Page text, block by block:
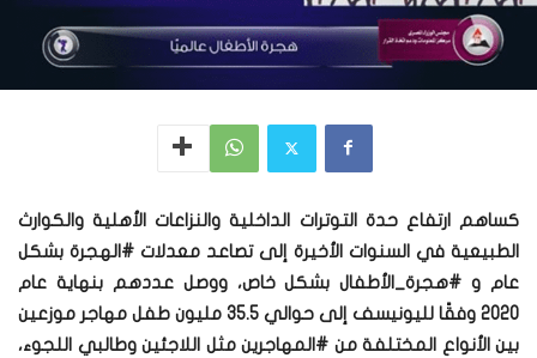
كساهم ارتفاع حدة التوترات الداخلية والنزاعات الأهلية والكوارث
الطبيعية في السنوات الأخيرة إلى تصاعد معدلات #الهجرة بشكل
عام و #هجرة_الأطفال بشكل خاص، ووصل عددهم بنهاية عام
2020 وفقًا لليونيسف إلى حوالي 35.5 مليون طفل مهاجر موزعين
بين الأنواع المختلفة من #المهاجرين مثل اللاجئين وطالبي اللجوء،